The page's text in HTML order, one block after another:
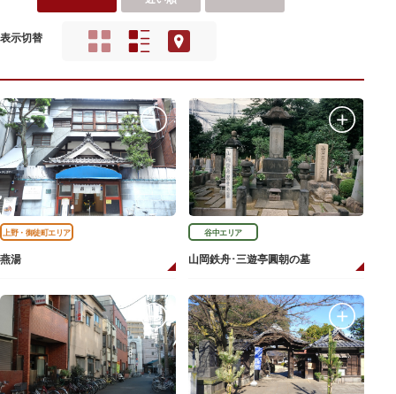
表示切替
上野・御徒町エリア
燕湯
谷中エリア
山岡鉄舟･三遊亭圓朝の墓